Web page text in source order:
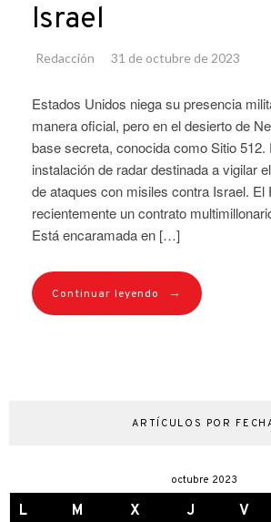
Israel
Redacción 31 de octubre de 2023
Estados Unidos niega su presencia
manera oficial, pero en el desierto de
base secreta, conocida como Sitio 512.
instalación de radar destinada a vigilar
de ataques con misiles contra Israel. El
recientemente un contrato
Está encaramada en […]
Continuar leyendo →
ARTÍCULOS POR
octubre 2023
L M X J V